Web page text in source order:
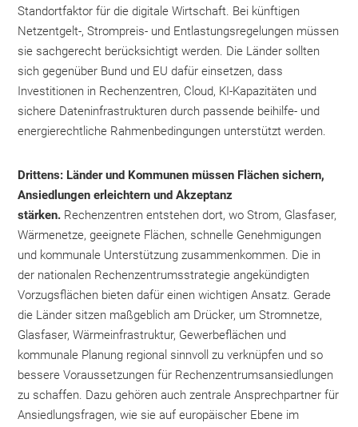
Standortfaktor für die digitale Wirtschaft. Bei künftigen
Netzentgelt-, Strompreis- und Entlastungsregelungen müssen
sie sachgerecht berücksichtigt werden. Die Länder sollten
sich gegenüber Bund und EU dafür einsetzen, dass
Investitionen in Rechenzentren, Cloud, KI-Kapazitäten und
sichere Dateninfrastrukturen durch passende beihilfe- und
energierechtliche Rahmenbedingungen unterstützt werden.
Drittens: Länder und Kommunen müssen Flächen sichern,
Ansiedlungen erleichtern und Akzeptanz
stärken. Rechenzentren entstehen dort, wo Strom, Glasfaser,
Wärmenetze, geeignete Flächen, schnelle Genehmigungen
und kommunale Unterstützung zusammenkommen. Die in
der nationalen Rechenzentrumsstrategie angekündigten
Vorzugsflächen bieten dafür einen wichtigen Ansatz. Gerade
die Länder sitzen maßgeblich am Drücker, um Stromnetze,
Glasfaser, Wärmeinfrastruktur, Gewerbeflächen und
kommunale Planung regional sinnvoll zu verknüpfen und so
bessere Voraussetzungen für Rechenzentrumsansiedlungen
zu schaffen. Dazu gehören auch zentrale Ansprechpartner für
Ansiedlungsfragen, wie sie auf europäischer Ebene im